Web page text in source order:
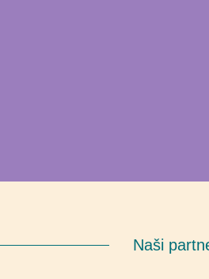
Naši